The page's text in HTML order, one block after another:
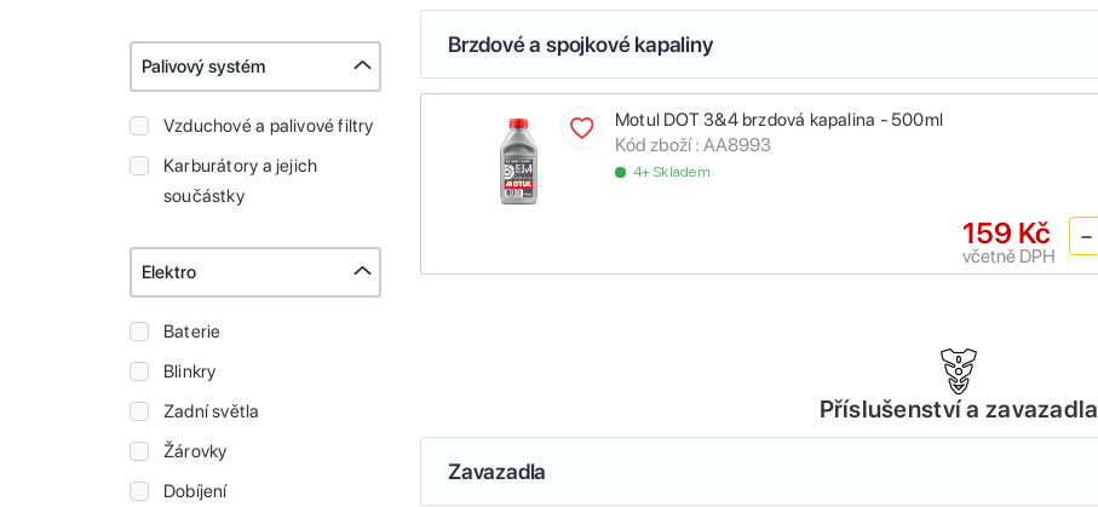
Palivový systém
Vzduchové a palivové filtry
Karburátory a jejich
součástky
Elektro
Baterie
Blinkry
Zadní světla
Žárovky
Dobíjení
Brzdové a spojkové kapaliny
Motul DOT 3&4 brzdová kapalina - 500ml
Kód zboží : AA8993
4+ Skladem
159 Kč
včetně DPH
Příslušenství a zavazadla
Zavazadla